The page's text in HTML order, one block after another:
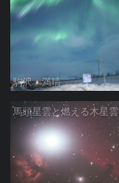
駒沢 満晴
馬頭星雲と燃える木星雲